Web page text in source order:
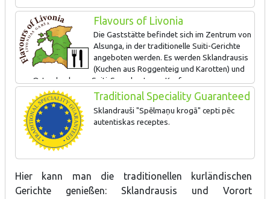
SIGN AWARDED FOR: Maintaining and popularising local foods
and traditions
Flavours of Livonia
Die Gaststätte befindet sich im Zentrum von
Alsunga, in der traditionelle Suiti-Gerichte
angeboten werden. Es werden Sklandrausis
(Kuchen aus Roggenteig und Karotten) und
vor Ort gebackenes Suiti-Sauerbrot zum Kauf
angeboten. Es werden Meisterklassen für Suiti-Spezialitäten und
die Zubereitung von Sklandrausis angeboten.
Traditional Speciality Guaranteed
Sklandrauši "Spēlmaņu krogā" cepti pēc
autentiskas receptes.
Hier kann man die traditionellen kurländischen
Gerichte genießen: Sklandrausis und Vorort